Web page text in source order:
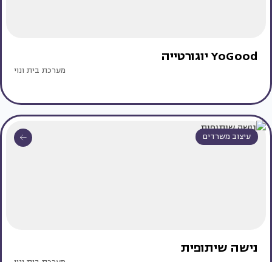
YoGood יוגורטייה
מערכת בית ונוי
עיצוב משרדים
נישה שיתופית